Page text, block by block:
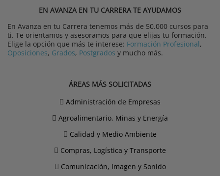
EN AVANZA EN TU CARRERA TE AYUDAMOS
En Avanza en tu Carrera tenemos más de 50.000 cursos para
ti. Te orientamos y asesoramos para que elijas tu formación.
Elige la opción que más te interese: Formación Profesional,
Oposiciones, Grados, Postgrados y mucho más.
ÁREAS MÁS SOLICITADAS
Administración de Empresas
Agroalimentario, Minas y Energía
Calidad y Medio Ambiente
Compras, Logística y Transporte
Comunicación, Imagen y Sonido